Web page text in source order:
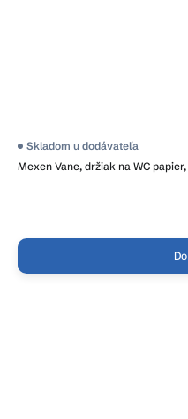
Mexen Vane, držiak na WC
Priemerné
produktu
Skladom u dodávateľa